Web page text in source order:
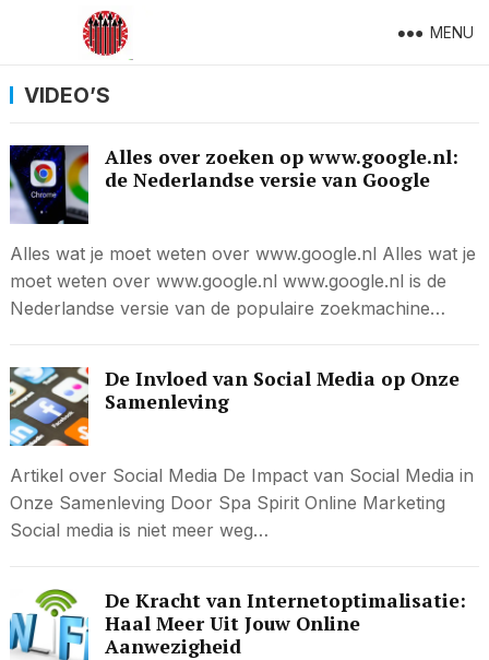
MENU
VIDEO’S
Alles over zoeken op www.google.nl:
de Nederlandse versie van Google
Alles wat je moet weten over www.google.nl Alles wat je
moet weten over www.google.nl www.google.nl is de
Nederlandse versie van de populaire zoekmachine…
De Invloed van Social Media op Onze
Samenleving
Artikel over Social Media De Impact van Social Media in
Onze Samenleving Door Spa Spirit Online Marketing
Social media is niet meer weg…
De Kracht van Internetoptimalisatie:
Haal Meer Uit Jouw Online
Aanwezigheid